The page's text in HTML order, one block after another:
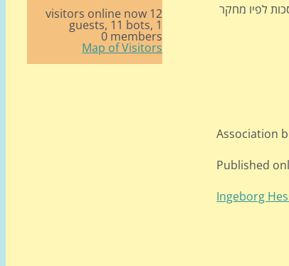
לפיו מחקר
Association
Published
Ingeborg
12 visitors online now
1 guests,
11 bots,
0 members
Map of Visitors